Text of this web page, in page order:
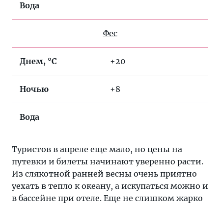
Вода
Фес
Днем, °C +20
Ночью +8
Вода
Туристов в апреле еще мало, но цены на
путевки и билеты начинают уверенно расти.
Из слякотной ранней весны очень приятно
уехать в тепло к океану, а искупаться можно и
в бассейне при отеле. Еще не слишком жарко